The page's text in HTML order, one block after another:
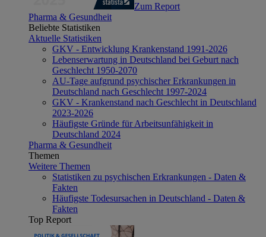
Zum Report
Pharma & Gesundheit
Beliebte Statistiken
Aktuelle Statistiken
GKV - Entwicklung Krankenstand 1991-2026
Lebenserwartung in Deutschland bei Geburt nach
Geschlecht 1950-2070
AU-Tage aufgrund psychischer Erkrankungen in
Deutschland nach Geschlecht 1997-2024
GKV - Krankenstand nach Geschlecht in Deutschland
2023-2026
Häufigste Gründe für Arbeitsunfähigkeit in
Deutschland 2024
Pharma & Gesundheit
Themen
Weitere Themen
Statistiken zu psychischen Erkrankungen - Daten &
Fakten
Häufigste Todesursachen in Deutschland - Daten &
Fakten
Top Report